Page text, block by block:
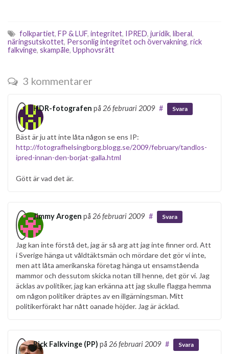
sig för en enda linje vad
gäller integritetskränkningar
oavsett…
folkpartiet, FP & LUF, integritet, IPRED, juridik, liberal,
näringsutskottet, Personlig integritet och övervakning, rick
falkvinge, skampåle, Upphovsrätt
3 kommentarer
HDR-fotografen på 26 februari 2009 # Svara
Bäst är ju att inte låta någon se ens IP:
http://fotografhelsingborg.blogg.se/2009/february/tandlos-
ipred-innan-den-borjat-galla.html
Gött är vad det är.
Jimmy Arogen på 26 februari 2009 # Svara
Jag kan inte förstå det, jag är så arg att jag inte finner ord. Att
i Sverige hänga ut våldtäktsmän och mördare det gör vi inte,
men att låta amerikanska företag hänga ut ensamståenda
mammor och dessutom skicka notan till henne, det gör vi. Jag
äcklas av politiker, jag kan erkänna att jag skulle flagga hemma
om någon politiker dräptes av en illgärningsman. Mitt
politikerförakt har nått oanade höjder. Jag är äcklad.
Rick Falkvinge (PP) på 26 februari 2009 # Svara